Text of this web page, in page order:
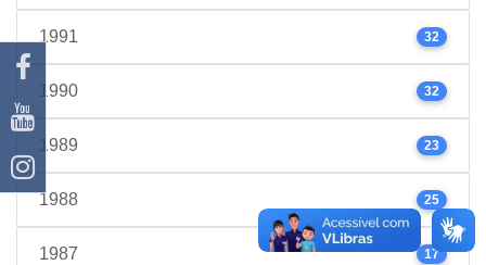
1991 32
1990 32
1989 23
1988 25
1987 17